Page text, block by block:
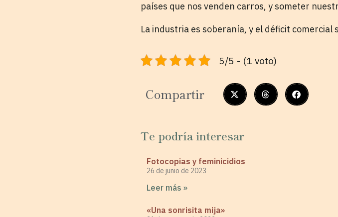
países que nos venden carros, y someter
La industria es soberanía, y el déficit comercial
5/5 - (1 voto)
Compartir
Te podría interesar
Fotocopias y feminicidios
26 de junio de 2023
Leer más »
«Una sonrisita mija»